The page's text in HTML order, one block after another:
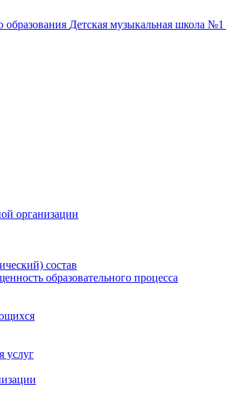
Детская музыкальная школа №1
организации
состав
образовательного процесса
услуг